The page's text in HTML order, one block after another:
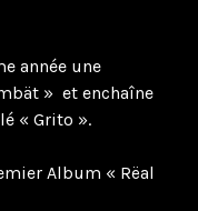
année une
» et enchaîne
« Grito ».
Album « Rëal